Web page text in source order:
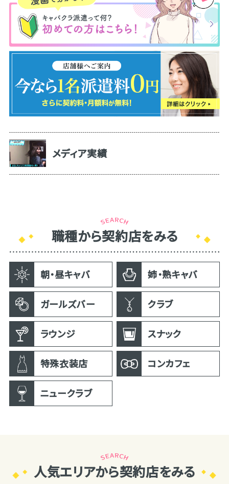
メディア実績
職種から契約店をみる
朝・昼キャバ 姉・熟キャバ
ガールズバー クラブ
ラウンジ スナック
特殊衣装店 コンカフェ
ニュークラブ
人気エリアから契約店をみる